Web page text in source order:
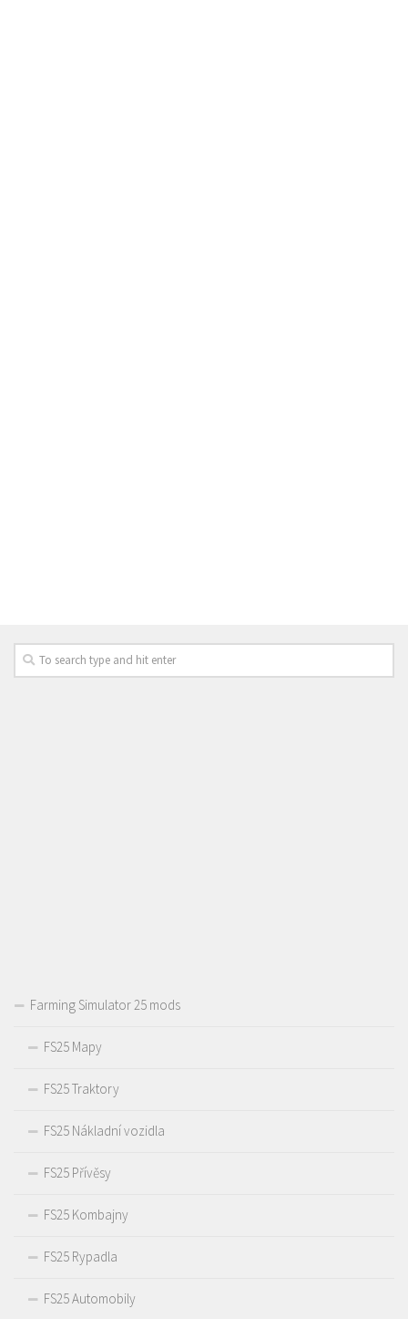
Farming Simulator 25 mods
FS25 Mapy
FS25 Traktory
FS25 Nákladní vozidla
FS25 Přívěsy
FS25 Kombajny
FS25 Rypadla
FS25 Automobily